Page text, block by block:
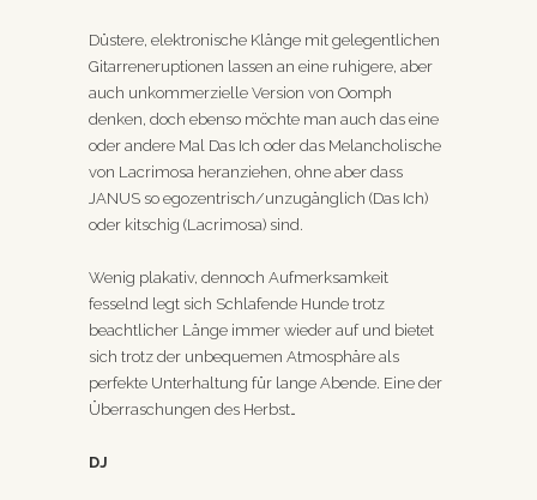
Düstere, elektronische Klänge mit gelegentlichen
Gitarreneruptionen lassen an eine ruhigere, aber
auch unkommerzielle Version von Oomph
denken, doch ebenso möchte man auch das eine
oder andere Mal Das Ich oder das Melancholische
von Lacrimosa heranziehen, ohne aber dass
JANUS so egozentrisch/unzugänglich (Das Ich)
oder kitschig (Lacrimosa) sind.
Wenig plakativ, dennoch Aufmerksamkeit
fesselnd legt sich Schlafende Hunde trotz
beachtlicher Länge immer wieder auf und bietet
sich trotz der unbequemen Atmosphäre als
perfekte Unterhaltung für lange Abende. Eine der
Überraschungen des Herbst…
DJ